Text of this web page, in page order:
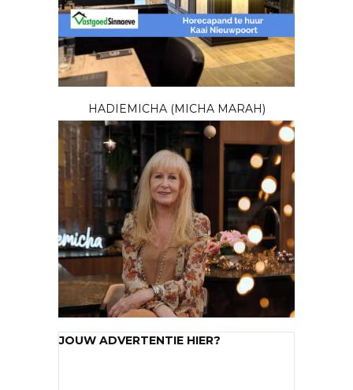
HADIEMICHA (MICHA MARAH)
JOUW ADVERTENTIE HIER?